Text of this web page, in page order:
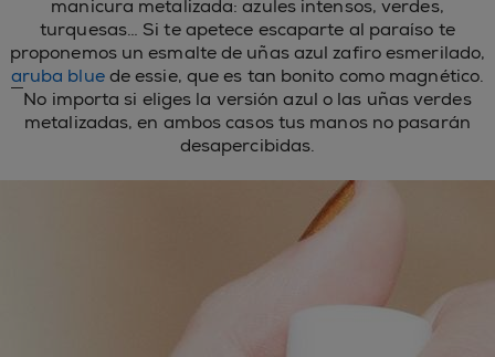
manicura metalizada: azules intensos, verdes,
turquesas… Si te apetece escaparte al paraíso te
proponemos un esmalte de uñas azul zafiro esmerilado,
aruba bluede essie, que es tan bonito como magnético.
No importa si eliges la versión azul o las uñas verdes
metalizadas, en ambos casos tus manos no pasarán
desapercibidas.